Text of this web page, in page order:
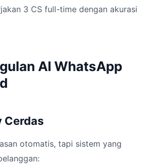
3 CS full-time dengan akurasi
AI WhatsApp
Cerdas
otomatis, tapi sistem yang